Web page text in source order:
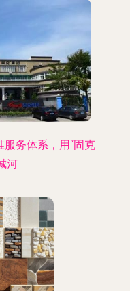
服务体系，用“固克
河